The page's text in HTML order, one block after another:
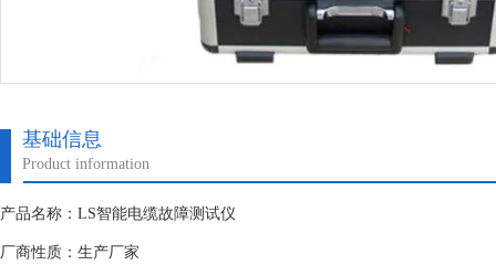
基础信息
Product information
产品名称：LS智能电缆故障测试仪
厂商性质：生产厂家